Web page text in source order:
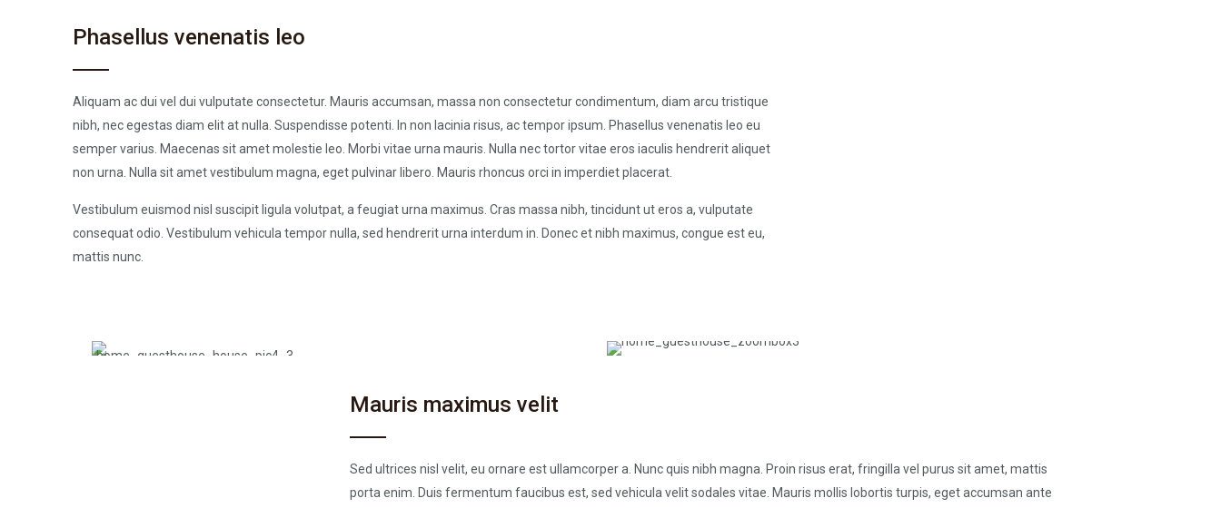
Phasellus venenatis leo
Aliquam ac dui vel dui vulputate consectetur. Mauris accumsan, massa non consectetur condimentum, diam arcu tristique
nibh, nec egestas diam elit at nulla. Suspendisse potenti. In non lacinia risus, ac tempor ipsum. Phasellus venenatis leo eu
semper varius. Maecenas sit amet molestie leo. Morbi vitae urna mauris. Nulla nec tortor vitae eros iaculis hendrerit aliquet
non urna. Nulla sit amet vestibulum magna, eget pulvinar libero. Mauris rhoncus orci in imperdiet placerat.
Vestibulum euismod nisl suscipit ligula volutpat, a feugiat urna maximus. Cras massa nibh, tincidunt ut eros a, vulputate
consequat odio. Vestibulum vehicula tempor nulla, sed hendrerit urna interdum in. Donec et nibh maximus, congue est eu,
mattis nunc.
Mauris maximus velit
Sed ultrices nisl velit, eu ornare est ullamcorper a. Nunc quis nibh magna. Proin risus erat, fringilla vel purus sit amet, mattis
porta enim. Duis fermentum faucibus est, sed vehicula velit sodales vitae. Mauris mollis lobortis turpis, eget accumsan ante